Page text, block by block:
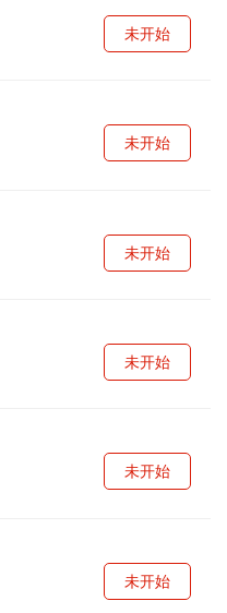
未开始
未开始
未开始
未开始
未开始
未开始